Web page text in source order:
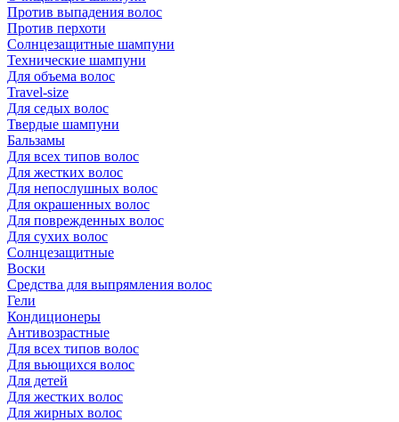
Против выпадения волос
Против перхоти
Солнцезащитные шампуни
Технические шампуни
Для объема волос
Travel-size
Для седых волос
Твердые шампуни
Бальзамы
Для всех типов волос
Для жестких волос
Для непослушных волос
Для окрашенных волос
Для поврежденных волос
Для сухих волос
Солнцезащитные
Воски
Средства для выпрямления волос
Гели
Кондиционеры
Антивозрастные
Для всех типов волос
Для вьющихся волос
Для детей
Для жестких волос
Для жирных волос